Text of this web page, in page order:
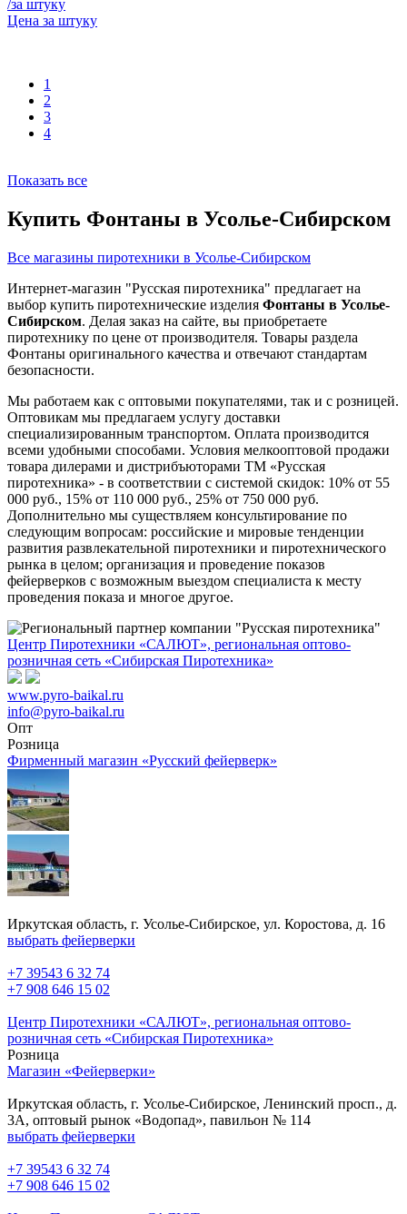
/за штуку
Цена за штуку
1
2
3
4
Показать все
Купить Фонтаны в Усолье-Сибирском
Все магазины пиротехники в Усолье-Сибирском
Интернет-магазин "Русская пиротехника" предлагает на
выбор купить пиротехнические изделия Фонтаны в Усолье-
Сибирском. Делая заказ на сайте, вы приобретаете
пиротехнику по цене от производителя. Товары раздела
Фонтаны оригинального качества и отвечают стандартам
безопасности.
Мы работаем как с оптовыми покупателями, так и с розницей.
Оптовикам мы предлагаем услугу доставки
специализированным транспортом. Оплата производится
всеми удобными способами. Условия мелкооптовой продажи
товара дилерами и дистрибъюторами ТМ «Русская
пиротехника» - в соответствии с системой скидок: 10% от 55
000 руб., 15% от 110 000 руб., 25% от 750 000 руб.
Дополнительно мы существляем консультирование по
следующим вопросам: российские и мировые тенденции
развития развлекательной пиротехники и пиротехнического
рынка в целом; организация и проведение показов
фейерверков с возможным выездом специалиста к месту
проведения показа и многое другое.
Центр Пиротехники «САЛЮТ», региональная оптово-
розничная сеть «Сибирская Пиротехника»
www.pyro-baikal.ru
info@pyro-baikal.ru
Опт
Розница
Фирменный магазин «Русский фейерверк»
Иркутская область, г. Усолье-Сибирское, ул. Коростова, д. 16
выбрать фейерверки
+7 39543 6 32 74
+7 908 646 15 02
Центр Пиротехники «САЛЮТ», региональная оптово-
розничная сеть «Сибирская Пиротехника»
Розница
Магазин «Фейерверки»
Иркутская область, г. Усолье-Сибирское, Ленинский просп., д.
3А, оптовый рынок «Водопад», павильон № 114
выбрать фейерверки
+7 39543 6 32 74
+7 908 646 15 02